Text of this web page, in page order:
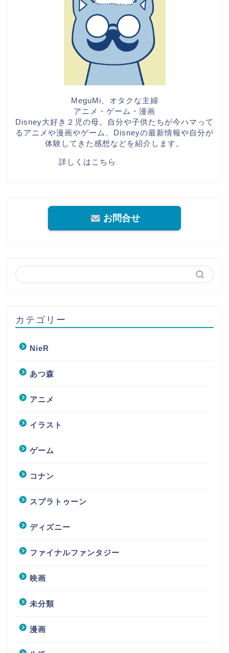
MeguMi、オタクな主婦
アニメ・ゲーム・漫画
Disney大好き２児の母。自分や子供たちが今ハマって
るアニメや漫画やゲーム、Disneyの最新情報や自分が
体験してきた感想などを紹介します。
詳しくはこちら
お問合せ
カテゴリー
NieR
あつ森
アニメ
イラスト
ゲーム
コナン
スプラトゥーン
ディズニー
ファイナルファンタジー
映画
未分類
漫画